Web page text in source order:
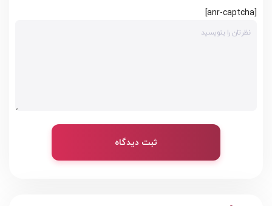
[anr-captcha]
ثبت دیدگاه